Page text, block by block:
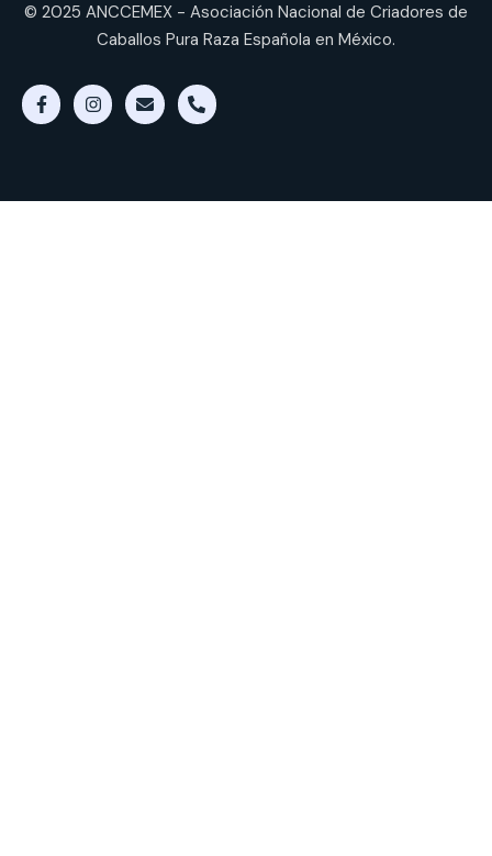
© 2025 ANCCEMEX - Asociación Nacional de Criadores de
Caballos Pura Raza Española en México.